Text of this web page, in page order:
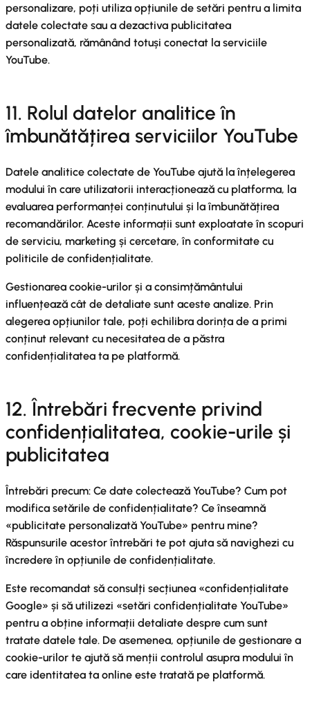
personalizare, poți utiliza opțiunile de setări pentru a limita
datele colectate sau a dezactiva publicitatea
personalizată, rămânând totuși conectat la serviciile
YouTube.
11. Rolul datelor analitice în
îmbunătățirea serviciilor YouTube
Datele analitice colectate de YouTube ajută la înțelegerea
modului în care utilizatorii interacționează cu platforma, la
evaluarea performanței conținutului și la îmbunătățirea
recomandărilor. Aceste informații sunt exploatate în scopuri
de serviciu, marketing și cercetare, în conformitate cu
politicile de confidențialitate.
Gestionarea cookie-urilor și a consimțământului
influențează cât de detaliate sunt aceste analize. Prin
alegerea opțiunilor tale, poți echilibra dorința de a primi
conținut relevant cu necesitatea de a păstra
confidențialitatea ta pe platformă.
12. Întrebări frecvente privind
confidențialitatea, cookie-urile și
publicitatea
Întrebări precum: Ce date colectează YouTube? Cum pot
modifica setările de confidențialitate? Ce înseamnă
«publicitate personalizată YouTube» pentru mine?
Răspunsurile acestor întrebări te pot ajuta să navighezi cu
încredere în opțiunile de confidențialitate.
Este recomandat să consulți secțiunea «confidențialitate
Google» și să utilizezi «setări confidențialitate YouTube»
pentru a obține informații detaliate despre cum sunt
tratate datele tale. De asemenea, opțiunile de gestionare a
cookie-urilor te ajută să menții controlul asupra modului în
care identitatea ta online este tratată pe platformă.